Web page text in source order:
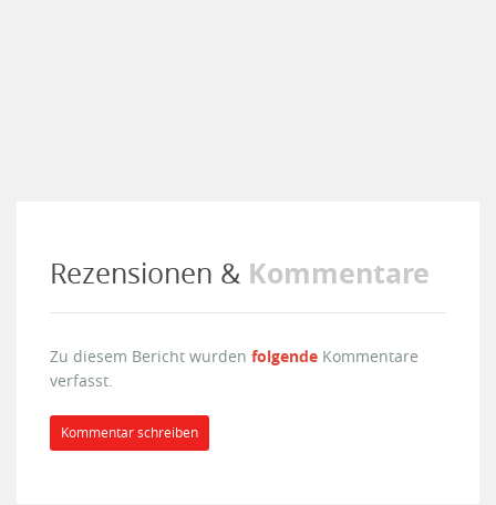
Rezensionen & Kommentare
Zu diesem Bericht wurden folgende Kommentare
verfasst.
Kommentar schreiben